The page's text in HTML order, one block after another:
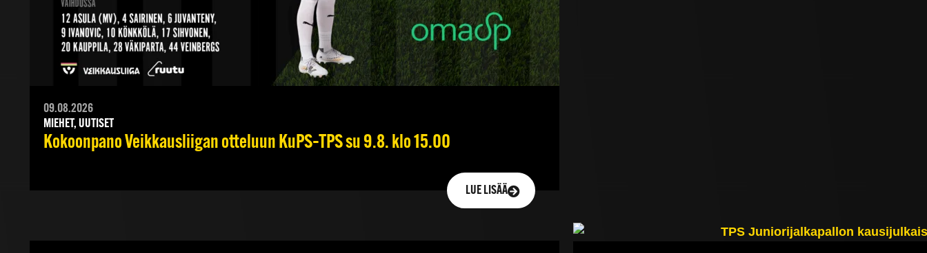
09.08.2026
MIEHET, UUTISET
Kokoonpano Veikkausliigan otteluun KuPS–TPS su 9.8. klo 15.00
LUE LISÄÄ